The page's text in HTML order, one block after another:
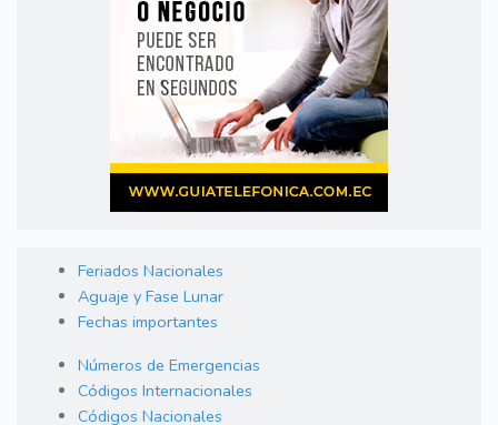
Feriados Nacionales
Aguaje y Fase Lunar
Fechas importantes
Números de Emergencias
Códigos Internacionales
Códigos Nacionales